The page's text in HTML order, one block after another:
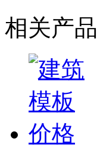
相关产品